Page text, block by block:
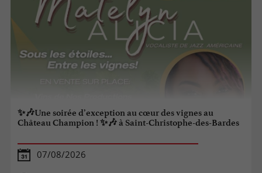
✨🎶Une soirée d’exception au cœur des vignes au
Château Champion ! ✨🎶 à Saint-Christophe-des-Bardes
07/08/2026